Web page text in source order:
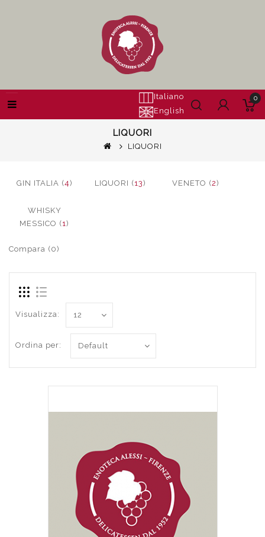
Italiano
English
0
LIQUORI
LIQUORI
GIN ITALIA (4) LIQUORI (13) VENETO (2)
WHISKY
MESSICO (1)
Compara (0)
Visualizza:
Ordina per: